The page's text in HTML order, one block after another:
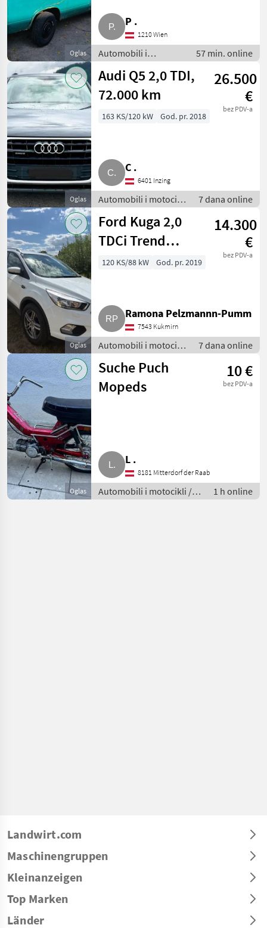
Oglas
P .
1210 Wien
Automobili i
motocikli / Ostali
automobili/ motori
57 min. online
Oglas
Audi Q5 2,0 TDI,
72.000 km
26.500
€
bez PDV-a
163 KS/120 kW God. pr. 2018
C .
6401 Inzing
Automobili i motocikli
/ Terenci-Offroaderi
7 dana online
Oglas
Ford Kuga 2,0
TDCi Trend
SUV/Geländewagen
14.300
€
bez PDV-a
120 KS/88 kW God. pr. 2019
Ramona Pelzmannn-Pumm
7543 Kukmirn
Automobili i motocikli
/ Terenci-Offroaderi
7 dana online
Oglas
Suche Puch
Mopeds
10 €
bez PDV-a
L .
8181 Mitterdorf der Raab
Automobili i motocikli /
Motori
1 h online
Landwirt.com
Maschinengruppen
Kleinanzeigen
Top Marken
Länder